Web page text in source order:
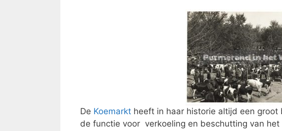
De Koemarkt heeft in haar historie altijd een
de functie voor verkoeling en beschutting van